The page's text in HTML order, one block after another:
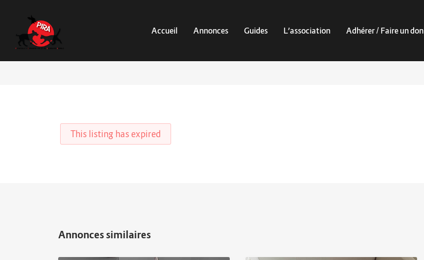
Accueil Annonces Guides L’association Adhérer / Faire un don
This listing has expired